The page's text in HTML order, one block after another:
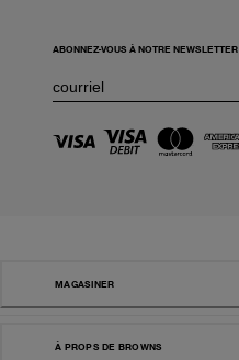
ABONNEZ-VOUS À NOTRE NEWSLETTER
MAGASINER
À PROPS DE BROWNS